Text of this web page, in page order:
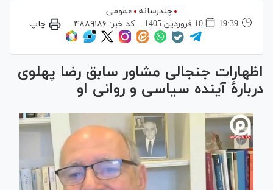
چندرسانه
عمومی
19:39
10 فروردين 1405 کد خبر:۴۸۸۹۱۸۶ چاپ
اظهارات جنجالی مشاور سابق رضا پهلوی
دربارهٔ آینده سیاسی و روانی او